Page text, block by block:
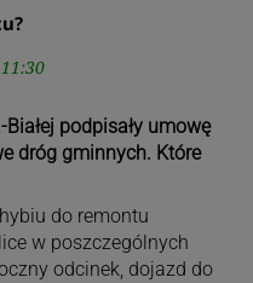
podpisały umowę
dróg gminnych. Które
do remontu
w poszczególnych
odcinek, dojazd do